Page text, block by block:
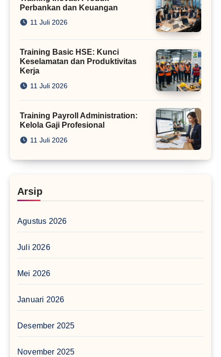
Perbankan dan Keuangan
11 Juli 2026
Training Basic HSE: Kunci
Keselamatan dan Produktivitas
Kerja
11 Juli 2026
Training Payroll Administration:
Kelola Gaji Profesional
11 Juli 2026
Arsip
Agustus 2026
Juli 2026
Mei 2026
Januari 2026
Desember 2025
November 2025